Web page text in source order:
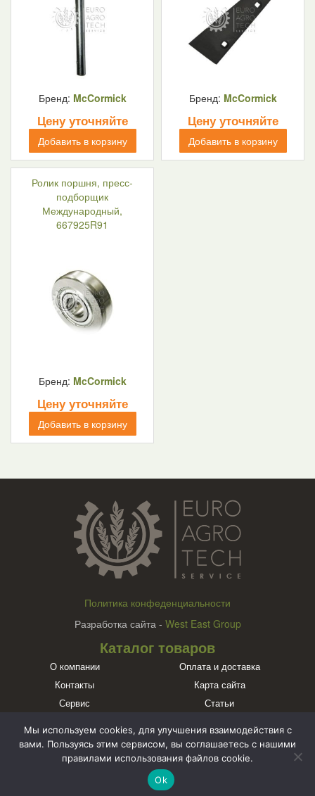
Бренд: McCormick
Цену уточняйте
Добавить в корзину
Бренд: McCormick
Цену уточняйте
Добавить в корзину
Ролик поршня, пресс-
подборщик
Международный,
667925R91
Бренд: McCormick
Цену уточняйте
Добавить в корзину
Политика конфеденциальности
Разработка сайта - West East Group
Каталог товаров
О компании
Оплата и доставка
Контакты
Карта сайта
Сервис
Статьи
Познакомьтесь с нами в социальных сетях
Мы используем cookies, для улучшения взаимодействия с
вами. Пользуясь этим сервисом, вы соглашаетесь с нашими
правилами использования файлов cookie.
Ok